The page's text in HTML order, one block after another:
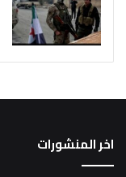
اخر المنشورات